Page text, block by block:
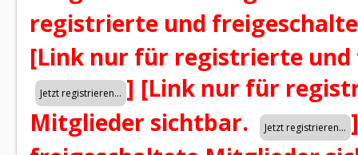
registrierte und
[Link nur für registrierte
] [Link nur für
Mitglieder sichtbar.
]